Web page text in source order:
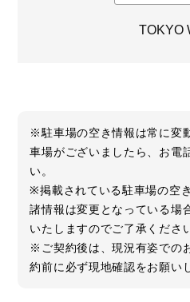
TOKYO
※駐車場の空き情報は常に変
車場がございましたら、お電
い。
※掲載されている駐車場の空
諸情報は変更となっている場
いたしますのでご了承くださ
※ご契約後は、現況有姿での
約前に必ず現地確認をお願い